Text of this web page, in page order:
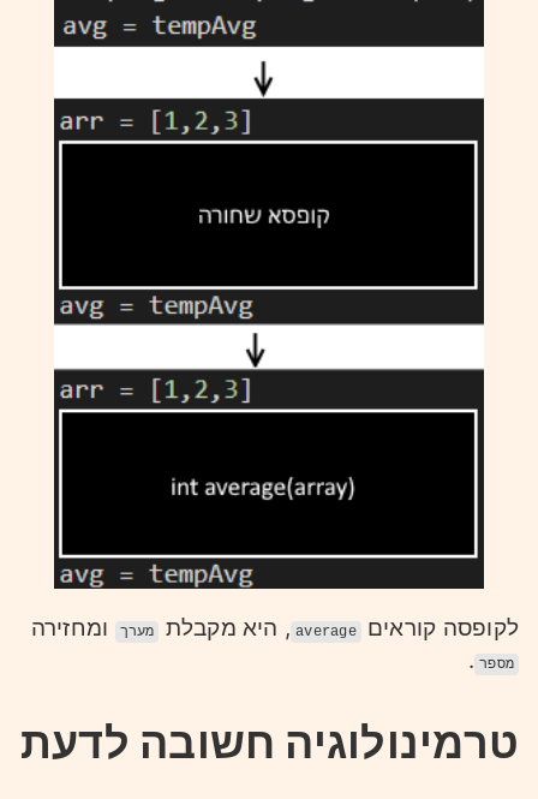
לקופסה קוראים average , היא מקבלת מערך ומחזירה
מספר .
טרמינולוגיה חשובה לדעת